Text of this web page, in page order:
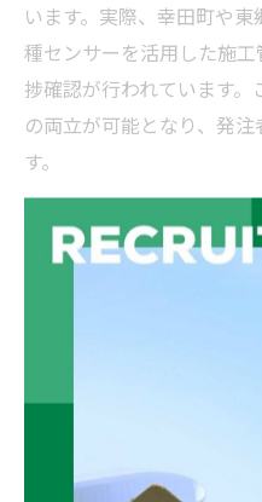
います。実際、幸田町や
種センサーを活用した施
捗確認が行われています
の両立が可能となり、発
す。
シー向上や、システム障
場の声を反映したカスタ
新を定着させるポイント
サステイナブル